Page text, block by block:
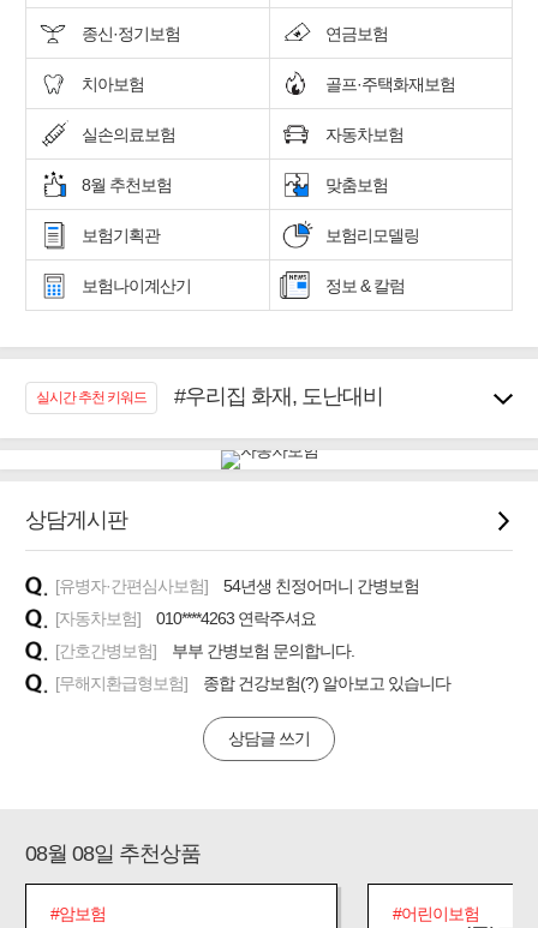
종신·정기보험 연금보험
치아보험 골프·주택화재보험
실손의료보험 자동차보험
8월 추천보험 맞춤보험
보험기획관 보험리모델링
보험나이계산기 정보 & 칼럼
실시간 추천 키워드
#우리집 화재, 도난대비
#임플란트, 치아치료보장
#무해지 건강보험
#바뀌기전에 4세대 가입
#추천골프보험
상담게시판
[유병자·간편심사보험]
54년생 친정어머니 간병보험
[자동차보험]
010****4263 연락주셔요
[간호간병보험]
부부 간병보험 문의합니다.
[무해지환급형보험]
종합 건강보험(?) 알아보고 있습니다
상담글 쓰기
08월 08일 추천상품
#암보험 #어린이보험